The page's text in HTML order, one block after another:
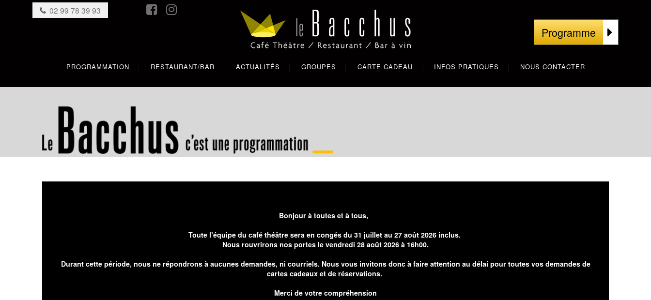
PROGRAMMATION RESTAURANT/BAR ACTUALITÉS GROUPES CARTE CADEAU INFOS PRATIQUES NOUS CONTACTER
02 99 78 39 93
Programme
Bonjour à toutes et à tous,
Toute l’équipe du café théâtre sera en congés du 31 juillet au 27 août 2026 inclus.
Nous rouvrirons nos portes le vendredi 28 août 2026 à 16h00.
Durant cette période, nous ne répondrons à aucunes demandes, ni courriels. Nous vous invitons donc à faire attention au délai pour toutes vos demandes de
cartes cadeaux et de réservations.
Merci de votre compréhension